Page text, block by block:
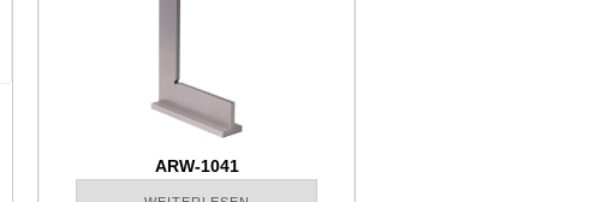
ARW-1041